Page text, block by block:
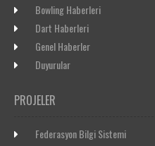
Bowling Haberleri
Dart Haberleri
Genel Haberler
Duyurular
PROJELER
Federasyon Bilgi Sistemi